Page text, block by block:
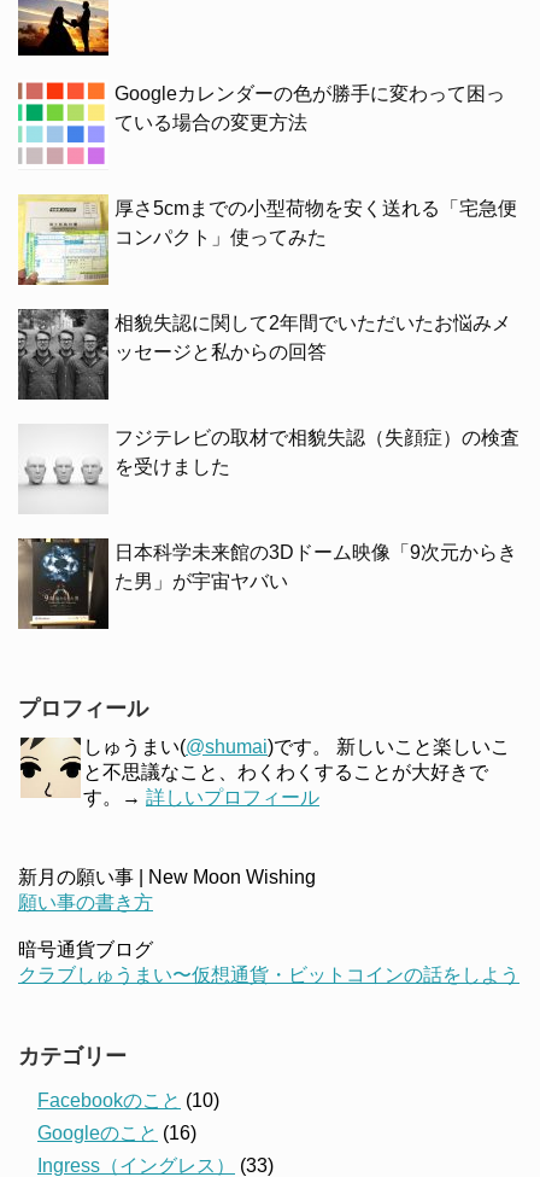
Googleカレンダーの色が勝手に変わって困っ
ている場合の変更方法
厚さ5cmまでの小型荷物を安く送れる「宅急便
コンパクト」使ってみた
相貌失認に関して2年間でいただいたお悩みメ
ッセージと私からの回答
フジテレビの取材で相貌失認（失顔症）の検査
を受けました
日本科学未来館の3Dドーム映像「9次元からき
た男」が宇宙ヤバい
プロフィール
しゅうまい(@shumai)です。 新しいこと楽しいこ
と不思議なこと、わくわくすることが大好きで
す。→ 詳しいプロフィール
新月の願い事 | New Moon Wishing
願い事の書き方
暗号通貨ブログ
クラブしゅうまい〜仮想通貨・ビットコインの話をしよう
カテゴリー
Facebookのこと (10)
Googleのこと (16)
Ingress（イングレス）
(33)